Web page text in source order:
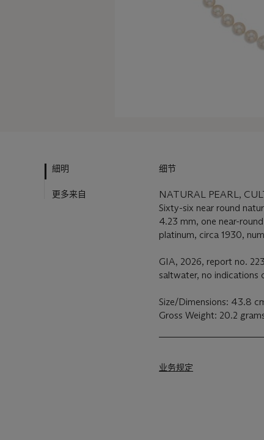
細明
更多来自
细节
NATURAL PEARL,
Sixty-six near round
4.23 mm, one near-
platinum, circa 1930,
GIA, 2026, report no.
saltwater, no indications
Size/Dimensions: 43.8
Gross Weight: 20.2
业务规定